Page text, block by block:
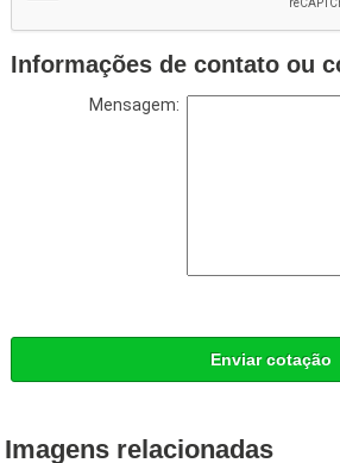
Informações de contato ou
Mensagem:
Enviar cotação
Imagens relacionadas